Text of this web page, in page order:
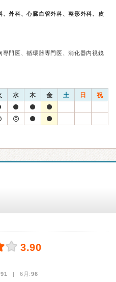
外科、心臓血管外科、整形外科、皮
門医、循環器専門医、消化器内視鏡
水 木 金 土 日 祝
3.90
91 | 6月:96